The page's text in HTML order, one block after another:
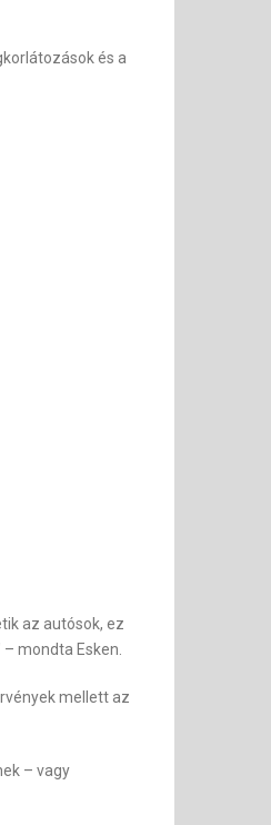
és a
az autósok, ez
mondta Esken.
mellett az
– vagy